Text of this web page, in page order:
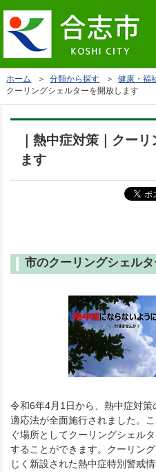
ホーム ＞分類から探す ＞健康・福
クーリングシェルターを開放します
｜熱中症対策｜クー
ます
市のクーリングシェル
令和6年4月1日から、熱中症対
適応法が全面施行されました。
ぐ場所としてクーリングシェル
することができます。クーリン
じく新設された熱中症特別警戒